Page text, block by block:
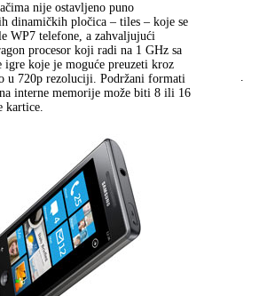
nije ostavljeno puno
dinamičkih pločica – tiles – koje se
WP7 telefone, a zahvaljujući
procesor koji radi na 1 GHz sa
koje je moguće preuzeti kroz
u 720p rezoluciji. Podržani formati
interne memorije može biti 8 ili 16
kartice.
.